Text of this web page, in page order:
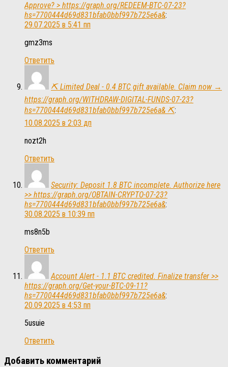
Approve? > https://graph.org/REDEEM-BTC-07-23?
hs=7700444d69d831bfab0bbf997b725e6a&:
29.07.2025 в 5:41 пп
gmz3ms
Ответить
⛏ Limited Deal - 0.4 BTC gift available. Claim now →
https://graph.org/WITHDRAW-DIGITAL-FUNDS-07-23?
hs=7700444d69d831bfab0bbf997b725e6a& ⛏:
10.08.2025 в 2:03 дп
nozt2h
Ответить
Security: Deposit 1.8 BTC incomplete. Authorize here
>> https://graph.org/OBTAIN-CRYPTO-07-23?
hs=7700444d69d831bfab0bbf997b725e6a&:
30.08.2025 в 10:39 пп
ms8n5b
Ответить
Account Alert - 1.1 BTC credited. Finalize transfer >>
https://graph.org/Get-your-BTC-09-11?
hs=7700444d69d831bfab0bbf997b725e6a&:
20.09.2025 в 4:53 пп
5usuie
Ответить
Добавить комментарий